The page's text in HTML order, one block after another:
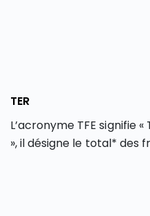
TER
L’acronyme TFE signifie
», il désigne le total* des